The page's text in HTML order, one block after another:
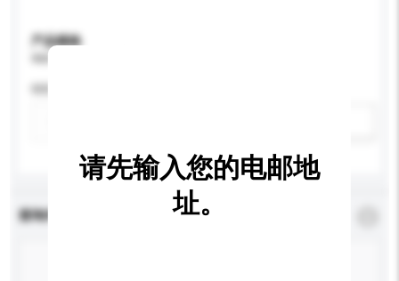
产品规格
查询内容
请先输入您的电邮地
址。